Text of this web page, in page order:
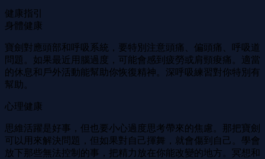
健康指引
身體健康
寶劍對應頭部和呼吸系統，要特別注意頭痛、偏頭痛、呼吸道
問題。如果最近用腦過度，可能會感到疲勞或肩頸痠痛。適當
的休息和戶外活動能幫助你恢復精神。深呼吸練習對你特別有
幫助。
心理健康
思維活躍是好事，但也要小心過度思考帶來的焦慮。那把寶劍
可以用來解決問題，但如果對自己揮舞，就會傷到自己。學會
放下那些無法控制的事，把精力放在你能改變的地方。冥想和